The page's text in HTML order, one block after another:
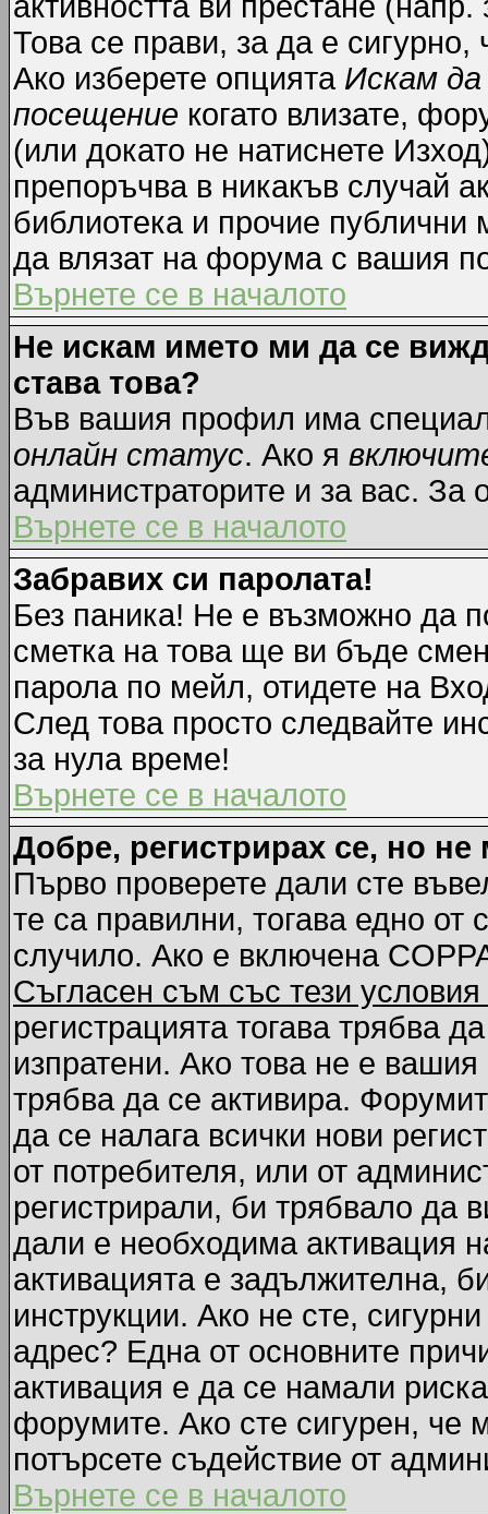
Това се прави, за да е
Ако изберете опцията Искам
посещение когато влизате,
(или докато не натиснете
препоръчва в никакъв случай
библиотека и прочие публични
да влязат на форума с вашия
Върнете се в началото
Не искам името ми да се
става това?
Във вашия профил има
онлайн статус. Ако я
администраторите и за вас. За
Върнете се в началото
Забравих си паролата!
Без паника! Не е възможно да
сметка на това ще ви бъде
парола по мейл, отидете на
След това просто следвайте
за нула време!
Върнете се в началото
Добре, регистрирах се, но не
Първо проверете дали сте
те са правилни, тогава едно
случило. Ако е включена
Съгласен съм със тези
регистрацията тогава трябва
изпратени. Ако това не е
трябва да се активира.
да се налага всички нови
от потребителя, или от
регистрирали, би трябвало да
дали е необходима активация
активацията е задължителна,
инструкции. Ако не сте,
адрес? Една от основните
активация е да се намали
форумите. Ако сте сигурен, че
потърсете съдействие от
Върнете се в началото